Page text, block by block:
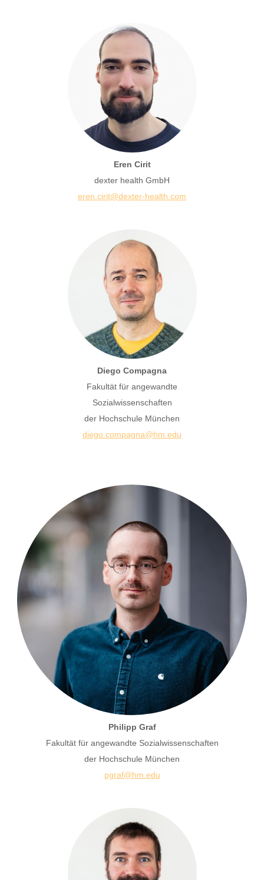
Eren Cirit
dexter health GmbH
eren.cirit@dexter-health.com
Diego Compagna
Fakultät für angewandte
Sozialwissenschaften
der Hochschule München
diego.compagna@hm.edu
Philipp Graf
Fakultät für angewandte Sozialwissenschaften
der Hochschule München
pgraf@hm.edu